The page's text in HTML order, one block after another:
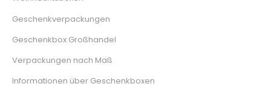
Geschenkverpackungen
Geschenkbox Großhandel
Verpackungen nach Maß
Informationen über Geschenkboxen